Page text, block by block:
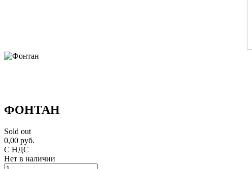
ФОНТАН
Sold out
0,00 руб.
С НДС
Нет в наличии